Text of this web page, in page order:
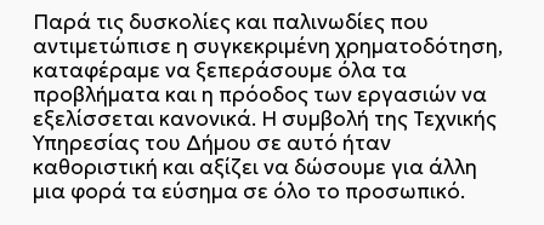
Παρά τις δυσκολίες και παλινωδίες που
αντιμετώπισε η συγκεκριμένη χρηματοδότηση,
καταφέραμε να ξεπεράσουμε όλα τα
προβλήματα και η πρόοδος των εργασιών να
εξελίσσεται κανονικά. Η συμβολή της Τεχνικής
Υπηρεσίας του Δήμου σε αυτό ήταν
καθοριστική και αξίζει να δώσουμε για άλλη
μια φορά τα εύσημα σε όλο το προσωπικό.